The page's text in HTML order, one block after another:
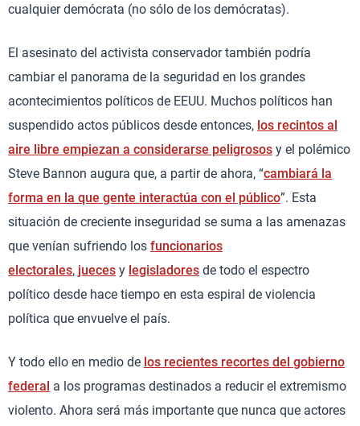
cualquier demócrata (no sólo de los demócratas).
El asesinato del activista conservador también podría
cambiar el panorama de la seguridad en los grandes
acontecimientos políticos de EEUU. Muchos políticos han
suspendido actos públicos desde entonces, los recintos al
aire libre empiezan a considerarse peligrosos y el polémico
Steve Bannon augura que, a partir de ahora, “cambiará la
forma en la que gente interactúa con el público”. Esta
situación de creciente inseguridad se suma a las amenazas
que venían sufriendo los funcionarios
electorales, jueces y legisladores de todo el espectro
político desde hace tiempo en esta espiral de violencia
política que envuelve el país.
Y todo ello en medio de los recientes recortes del gobierno
federal a los programas destinados a reducir el extremismo
violento. Ahora será más importante que nunca que actores